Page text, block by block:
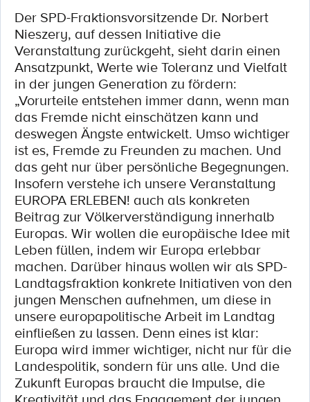
Der SPD-Fraktionsvorsitzende Dr. Norbert
Nieszery, auf dessen Initiative die
Veranstaltung zurückgeht, sieht darin einen
Ansatzpunkt, Werte wie Toleranz und Vielfalt
in der jungen Generation zu fördern:
„Vorurteile entstehen immer dann, wenn man
das Fremde nicht einschätzen kann und
deswegen Ängste entwickelt. Umso wichtiger
ist es, Fremde zu Freunden zu machen. Und
das geht nur über persönliche Begegnungen.
Insofern verstehe ich unsere Veranstaltung
EUROPA ERLEBEN! auch als konkreten
Beitrag zur Völkerverständigung innerhalb
Europas. Wir wollen die europäische Idee mit
Leben füllen, indem wir Europa erlebbar
machen. Darüber hinaus wollen wir als SPD-
Landtagsfraktion konkrete Initiativen von den
jungen Menschen aufnehmen, um diese in
unsere europapolitische Arbeit im Landtag
einfließen zu lassen. Denn eines ist klar:
Europa wird immer wichtiger, nicht nur für die
Landespolitik, sondern für uns alle. Und die
Zukunft Europas braucht die Impulse, die